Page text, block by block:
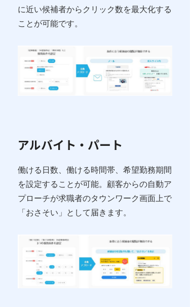
に近い候補者からクリック数を最大化する
ことが可能です。
アルバイト・パート
働ける日数、働ける時間帯、希望勤務期間
を設定することが可能。顧客からの自動ア
プローチが求職者のタウンワーク画面上で
「おさそい」として届きます。